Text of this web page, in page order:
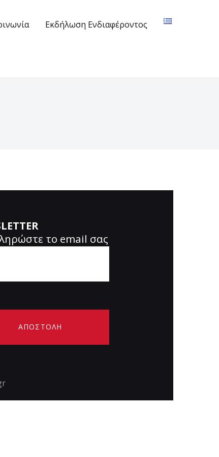
Εκδήλωση Ενδιαφέροντος
το email σας